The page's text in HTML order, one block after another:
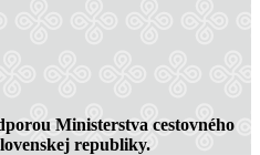
Ministerstva cestovného
republiky.